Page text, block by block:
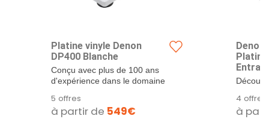
Platine vinyle Denon
DP400 Blanche
Conçu avec plus de 100 ans
d'expérience dans le domaine
5 offres
à partir de 549€
Denon
Platine
Denon...
4 offres
à